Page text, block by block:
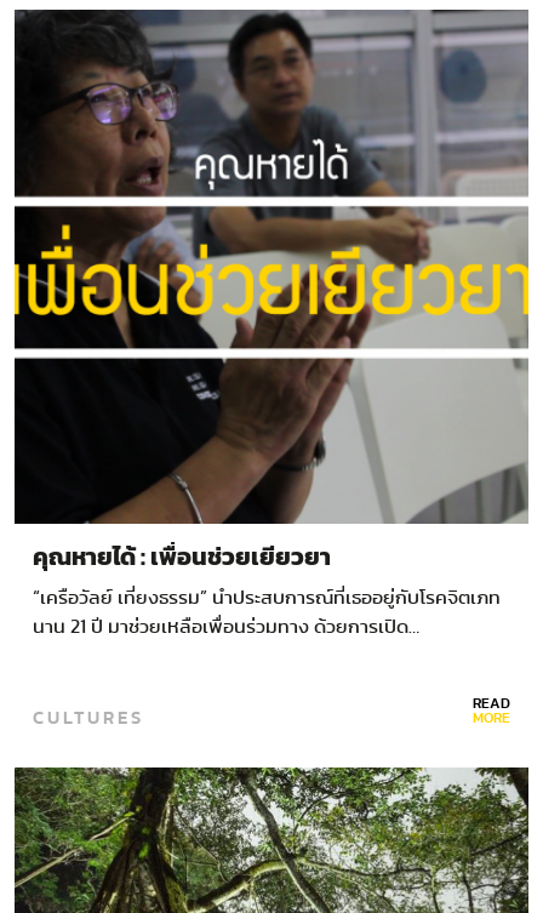
คุณหายได้ : เพื่อนช่วยเยียวยา
“เครือวัลย์ เที่ยงธรรม” นำประสบการณ์ที่เธออยู่กับโรคจิตเภท
นาน 21 ปี มาช่วยเหลือเพื่อนร่วมทาง ด้วยการเปิด…
CULTURES READ
MORE